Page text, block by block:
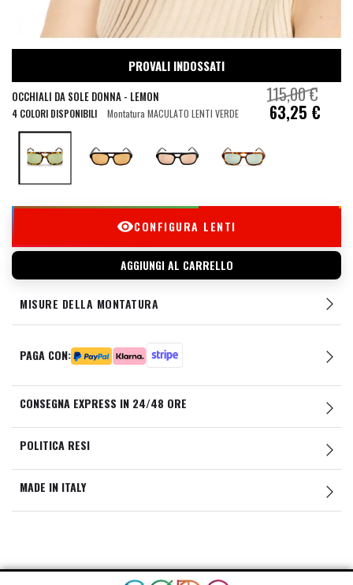
PROVALI INDOSSATI
OCCHIALI DA SOLE DONNA - LEMON 115,00 €
63,25 €
4 COLORI DISPONIBILI Montatura MACULATO LENTI VERDE
MISURE DELLA MONTATURA
PAGA CON:
CONSEGNA EXPRESS IN 24/48 ORE
POLITICA RESI
MADE IN ITALY
CONFIGURA LENTI
AGGIUNGI AL CARRELLO